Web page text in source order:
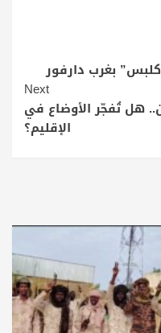
بغرب دارفور
Next
هل تُفجّر الأوضاع في
الإقليم؟